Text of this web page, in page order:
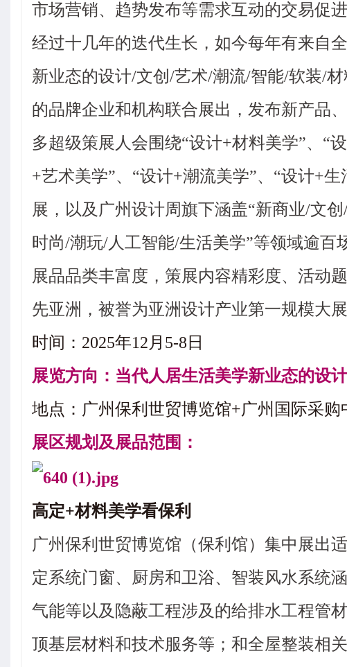
市场营销、趋势发布等需求互动的交易促进
经过十几年的迭代生长，如今每年有来自
新业态的设计/文创/艺术/潮流/智能/软装/
的品牌企业和机构联合展出，发布新产品
多超级策展人会围绕“设计+材料美学”、“
+艺术美学”、“设计+潮流美学”、“设计+
展，以及广州设计周旗下涵盖“新商业/文
时尚/潮玩/人工智能/生活美学”等领域逾百
展品品类丰富度，策展内容精彩度、活动
先亚洲，被誉为亚洲设计产业第一规模大展
时间：2025年12月5-8日
展览方向：当代人居生活美学新业态的设
地点：广州保利世贸博览馆+广州国际采
展区规划及展品范围：
高定+材料美学看保利
广州保利世贸博览馆（保利馆）集中展出
定系统门窗、厨房和卫浴、智装风水系统
气能等以及隐蔽工程涉及的给排水工程管
顶基层材料和技术服务等；和全屋整装相